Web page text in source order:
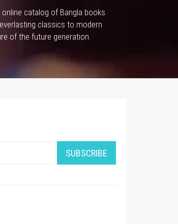
catalog of Bangla books.
classics to modern
of the future generation.
SUBSCRIBE